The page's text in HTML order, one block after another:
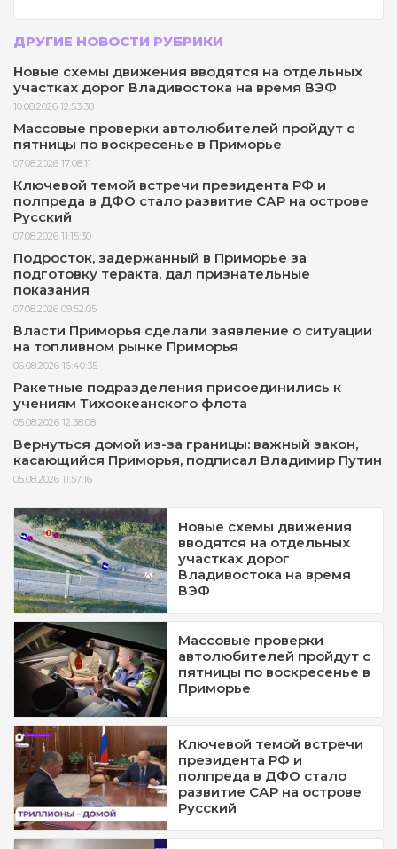
ДРУГИЕ НОВОСТИ РУБРИКИ
Новые схемы движения вводятся на отдельных
участках дорог Владивостока на время ВЭФ
10.08.2026 12:53:38
Массовые проверки автолюбителей пройдут с
пятницы по воскресенье в Приморье
07.08.2026 17:08:11
Ключевой темой встречи президента РФ и
полпреда в ДФО стало развитие САР на острове
Русский
07.08.2026 11:15:30
Подросток, задержанный в Приморье за
подготовку теракта, дал признательные
показания
07.08.2026 09:52:05
Власти Приморья сделали заявление о ситуации
на топливном рынке Приморья
06.08.2026 16:40:35
Ракетные подразделения присоединились к
учениям Тихоокеанского флота
05.08.2026 12:38:08
Вернуться домой из-за границы: важный закон,
касающийся Приморья, подписал Владимир Путин
05.08.2026 11:57:16
Новые схемы движения
вводятся на отдельных
участках дорог
Владивостока на время
ВЭФ
Массовые проверки
автолюбителей пройдут с
пятницы по воскресенье в
Приморье
Ключевой темой встречи
президента РФ и
полпреда в ДФО стало
развитие САР на острове
Русский